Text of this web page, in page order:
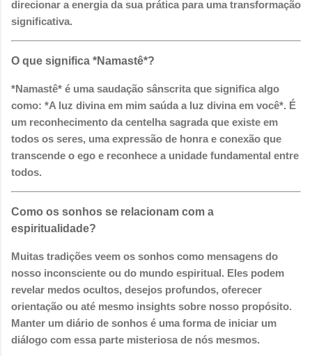
direcionar a energia da sua prática para uma transformação
significativa.
O que significa *Namastê*?
*Namastê* é uma saudação sânscrita que significa algo
como: *A luz divina em mim saúda a luz divina em você*. É
um reconhecimento da centelha sagrada que existe em
todos os seres, uma expressão de honra e conexão que
transcende o ego e reconhece a unidade fundamental entre
todos.
Como os sonhos se relacionam com a
espiritualidade?
Muitas tradições veem os sonhos como mensagens do
nosso inconsciente ou do mundo espiritual. Eles podem
revelar medos ocultos, desejos profundos, oferecer
orientação ou até mesmo insights sobre nosso propósito.
Manter um diário de sonhos é uma forma de iniciar um
diálogo com essa parte misteriosa de nós mesmos.